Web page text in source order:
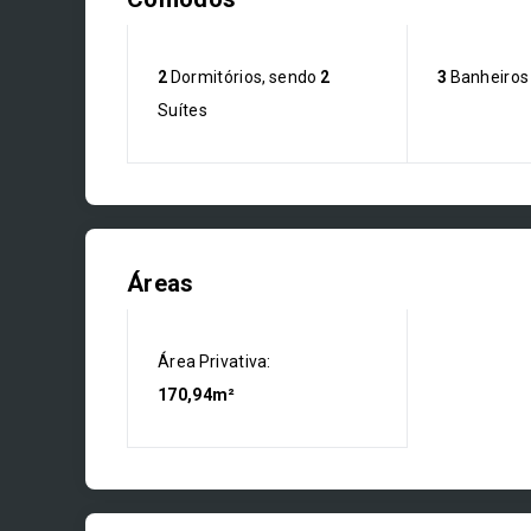
2 Dormitórios, sendo 2
Suítes
3 Banheiros
Áreas
Área Privativa:
170,94m²